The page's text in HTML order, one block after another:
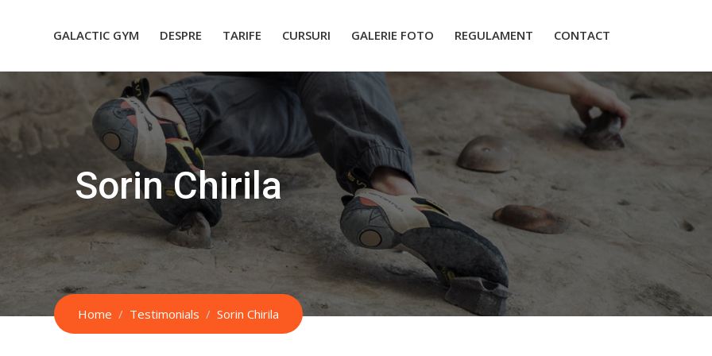
GALACTIC GYM DESPRE TARIFE CURSURI GALERIE FOTO REGULAMENT CONTACT
Sorin Chirila
Home Testimonials Sorin Chirila